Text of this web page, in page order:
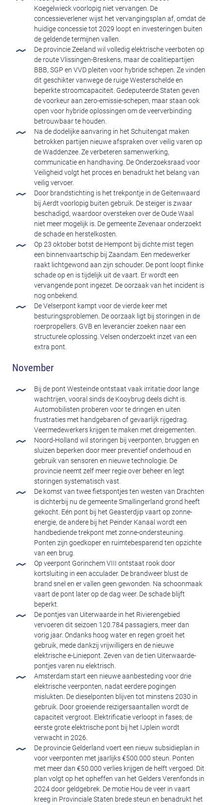
Koegelwieck voorlopig niet vervangen. De
concessieverlener wijst het vervangingsplan af, omdat de
huidige concessie tot 2029 loopt en investeringen buiten
de geldende termijnen vallen.
De provincie Zeeland wil volledig elektrische veerboten op
de route Vlissingen-Breskens, maar de coalitiepartijen
BBB, SGP en VVD pleiten voor hybride schepen. Ze vinden
dit geschikter vanwege de ruige Westerschelde en
beperkte stroomcapaciteit. Gedeputeerde Staten geven
de voorkeur aan zero-emissie-schepen, maar staan ook
open voor hybride oplossingen om de veerverbinding
betrouwbaar te houden.
Na de dodelijke aanvaring in het Schuitengat maken
betrokken partijen nieuwe afspraken over veilig varen op
de Waddenzee. Ze verbeteren samenwerking,
communicatie en handhaving. De Onderzoeksraad voor
Veiligheid volgt het proces en benadrukt het belang van
veilig vervoer.
Door brandstichting is het trekpontje in de Geitenwaard
bij Aerdt voorlopig buiten gebruik. De steiger is zwaar
beschadigd, waardoor oversteken over de Oude Waal
niet meer mogelijk is. De gemeente Zevenaar onderzoekt
de schade en herstelkosten.
Op 23 oktober botst de Hempont bij dichte mist tegen
een binnenvaartschip bij Zaandam. Een medewerker
raakt lichtgewond aan zijn schouder. De pont loopt flinke
schade op en is tijdelijk uit de vaart. Er wordt een
vervangende pont ingezet. De oorzaak van het incident is
nog onbekend.
De Velserpont kampt voor de vierde keer met
besturingsproblemen. De oorzaak ligt bij storingen in de
roerpropellers. GVB en leverancier zoeken naar een
structurele oplossing. Velsen onderzoekt inzet van een
extra pont.
November
Bij de pont Westeinde ontstaat vaak irritatie door lange
wachtrijen, vooral sinds de Kooybrug deels dicht is.
Automobilisten proberen voor te dringen en uiten
frustraties met handgebaren of gevaarlijk rijgedrag.
Veermedewerkers krijgen te maken met dreigementen.
Noord-Holland wil storingen bij veerponten, bruggen en
sluizen beperken door meer preventief onderhoud en
gebruik van sensoren en nieuwe technologie. De
provincie neemt zelf meer regie over beheer en legt
storingen systematisch vast.
De komst van twee fietspontjes ten westen van Drachten
is dichterbij nu de gemeente Smallingerland grond heeft
gekocht. Eén pont bij het Geasterdjip vaart op zonne-
energie, de andere bij het Peinder Kanaal wordt een
handbediende trekpont met zonne-ondersteuning.
Ponten zijn goedkoper en ruimtebesparend ten opzichte
van een brug.
Op veerpont Gorinchem VIII ontstaat rook door
kortsluiting in een acculader. De brandweer blust de
brand snel en er vallen geen gewonden. Na schoonmaak
vaart de pont later op de dag weer. De schade blijft
beperkt.
De pontjes van Uiterwaarde in het Rivierengebied
vervoeren dit seizoen 120.784 passagiers, meer dan
vorig jaar. Ondanks hoog water en regen groeit het
gebruik, mede dankzij vrijwilligers en de nieuwe
elektrische e-Liniepont. Zeven van de tien Uiterwaarde-
pontjes varen nu elektrisch.
Amsterdam start een nieuwe aanbesteding voor drie
elektrische veerponten, nadat eerdere pogingen
mislukten. De dieselponten blijven tot minstens 2030 in
gebruik. Door groeiende reizigersaantallen wordt de
capaciteit vergroot. Elektrificatie verloopt in fases; de
eerste grote elektrische pont bij het IJplein wordt
verwacht in 2026.
De provincie Gelderland voert een nieuw subsidieplan in
voor veerponten met jaarlijks €500.000 steun. Ponten
met meer dan €50.000 verlies krijgen de helft vergoed. Dit
plan volgt op het opheffen van het Gelders Verenfonds in
2024 door geldgebrek. De motie Hou de veer in vaart
kreeg in Provinciale Staten brede steun en benadrukt het